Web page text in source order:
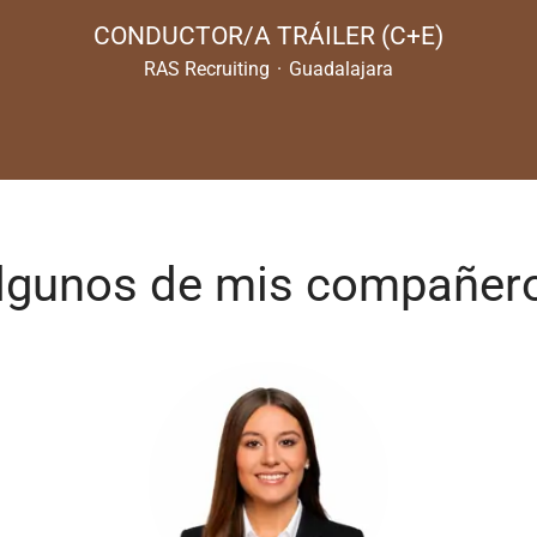
CONDUCTOR/A TRÁILER (C+E)
RAS Recruiting · Guadalajara
de mis